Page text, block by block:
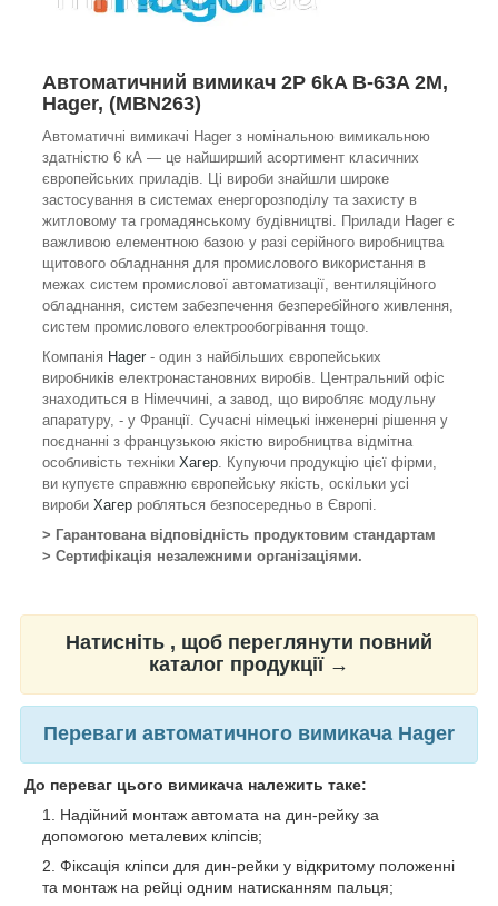
Автоматичний вимикач 2P 6kA B-63A 2M,
Hager, (MBN263)
Автоматичні вимикачі Hager з номінальною вимикальною
здатністю 6 кА — це найширший асортимент класичних
європейських приладів. Ці вироби знайшли широке
застосування в системах енергорозподілу та захисту в
житловому та громадянському будівництві. Прилади Hager є
важливою елементною базою у разі серійного виробництва
щитового обладнання для промислового використання в
межах систем промислової автоматизації, вентиляційного
обладнання, систем забезпечення безперебійного живлення,
систем промислового електрообогрівання тощо.
Компанія Hager - один з найбільших європейських
виробників електронастановних виробів. Центральний офіс
знаходиться в Німеччині, а завод, що виробляє модульну
апаратуру, - у Франції. Сучасні німецькі інженерні рішення у
поєднанні з французькою якістю виробництва відмітна
особливість техніки Хагер . Купуючи продукцію цієї фірми,
ви купуєте справжню європейську якість, оскільки усі
вироби Хагер робляться безпосередньо в Європі.
> Гарантована відповідність продуктовим стандартам
> Сертифікація незалежними організаціями.
Натисніть , щоб переглянути повний
каталог продукції →
Переваги автоматичного вимикача Hager
До переваг цього вимикача належить таке:
Надійний монтаж автомата на дин-рейку за
допомогою металевих кліпсів;
Фіксація кліпси для дин-рейки у відкритому положенні
та монтаж на рейці одним натисканням пальця;